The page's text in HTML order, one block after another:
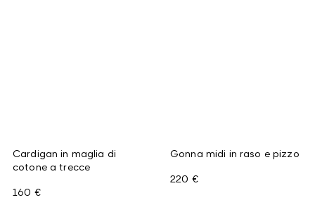
Cardigan in maglia di
cotone a trecce
160 €
Gonna midi in raso e pizzo
220 €